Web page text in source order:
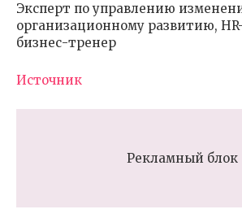
Эксперт по управлению
организационному развитию,
бизнес-тренер
Источник
Рекламный блок